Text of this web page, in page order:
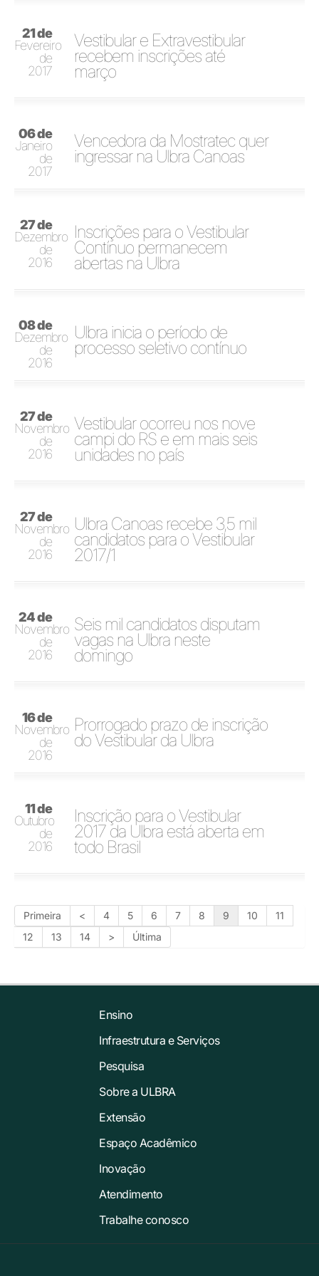
21 de
Fevereiro
de
2017
Vestibular e Extravestibular
recebem inscrições até
março
06 de
Janeiro
de
2017
Vencedora da Mostratec quer
ingressar na Ulbra Canoas
27 de
Dezembro
de
2016
Inscrições para o Vestibular
Contínuo permanecem
abertas na Ulbra
08 de
Dezembro
de
2016
Ulbra inicia o período de
processo seletivo contínuo
27 de
Novembro
de
2016
Vestibular ocorreu nos nove
campi do RS e em mais seis
unidades no país
27 de
Novembro
de
2016
Ulbra Canoas recebe 3,5 mil
candidatos para o Vestibular
2017/1
24 de
Novembro
de
2016
Seis mil candidatos disputam
vagas na Ulbra neste
domingo
16 de
Novembro
de
2016
Prorrogado prazo de inscrição
do Vestibular da Ulbra
11 de
Outubro
de
2016
Inscrição para o Vestibular
2017 da Ulbra está aberta em
todo Brasil
Primeira < 4 5 6 7 8 9 10
11
12
13 14 > Última
Ensino
Infraestrutura e Serviços
Pesquisa
Sobre a ULBRA
Extensão
Espaço Acadêmico
Inovação
Atendimento
Trabalhe conosco